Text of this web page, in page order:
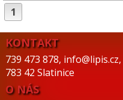
1
KONTAKT
739 473 878, info@lipis.cz,
783 42 Slatinice
O NÁS